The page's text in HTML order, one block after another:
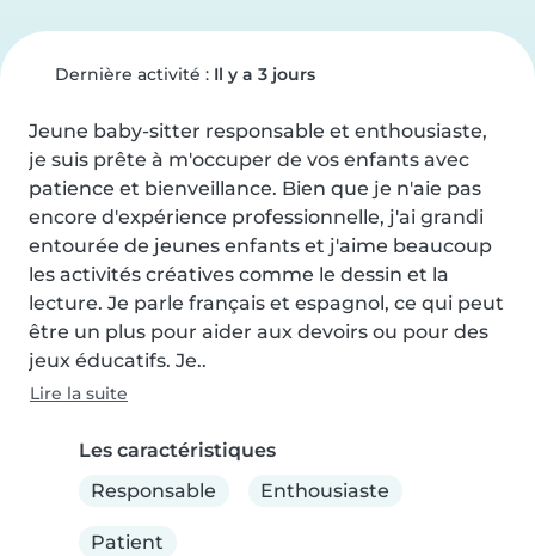
Dernière activité : Il y a 3 jours
Jeune baby-sitter responsable et enthousiaste,
je suis prête à m'occuper de vos enfants avec
patience et bienveillance. Bien que je n'aie pas
encore d'expérience professionnelle, j'ai grandi
entourée de jeunes enfants et j'aime beaucoup
les activités créatives comme le dessin et la
lecture. Je parle français et espagnol, ce qui peut
être un plus pour aider aux devoirs ou pour des
jeux éducatifs. Je..
Lire la suite
Les caractéristiques
Responsable
Enthousiaste
Patient